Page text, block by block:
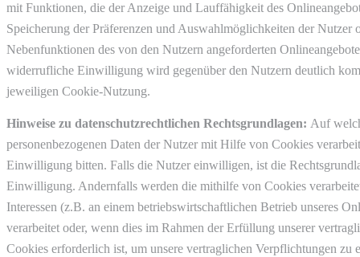
mit Funktionen, die der Anzeige und Lauffähigkeit des
Speicherung der Präferenzen und Auswahlmöglichkeiten der
Nebenfunktionen des von den Nutzern angeforderten
widerrufliche Einwilligung wird gegenüber den Nutzern deutlich
jeweiligen Cookie-Nutzung.
Hinweise zu datenschutzrechtlichen Rechtsgrundlagen: Auf
personenbezogenen Daten der Nutzer mit Hilfe von Cookies
Einwilligung bitten. Falls die Nutzer einwilligen, ist die
Einwilligung. Andernfalls werden die mithilfe von Cookies
Interessen (z.B. an einem betriebswirtschaftlichen Betrieb unseres
verarbeitet oder, wenn dies im Rahmen der Erfüllung unserer
Cookies erforderlich ist, um unsere vertraglichen Verpflichtungen